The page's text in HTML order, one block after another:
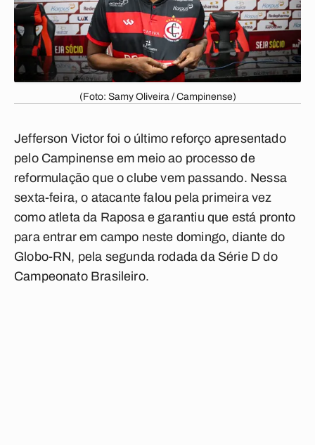
(Foto: Samy Oliveira / Campinense)
Jefferson Victor foi o último reforço apresentado
pelo Campinense em meio ao processo de
reformulação que o clube vem passando. Nessa
sexta-feira, o atacante falou pela primeira vez
como atleta da Raposa e garantiu que está pronto
para entrar em campo neste domingo, diante do
Globo-RN, pela segunda rodada da Série D do
Campeonato Brasileiro.